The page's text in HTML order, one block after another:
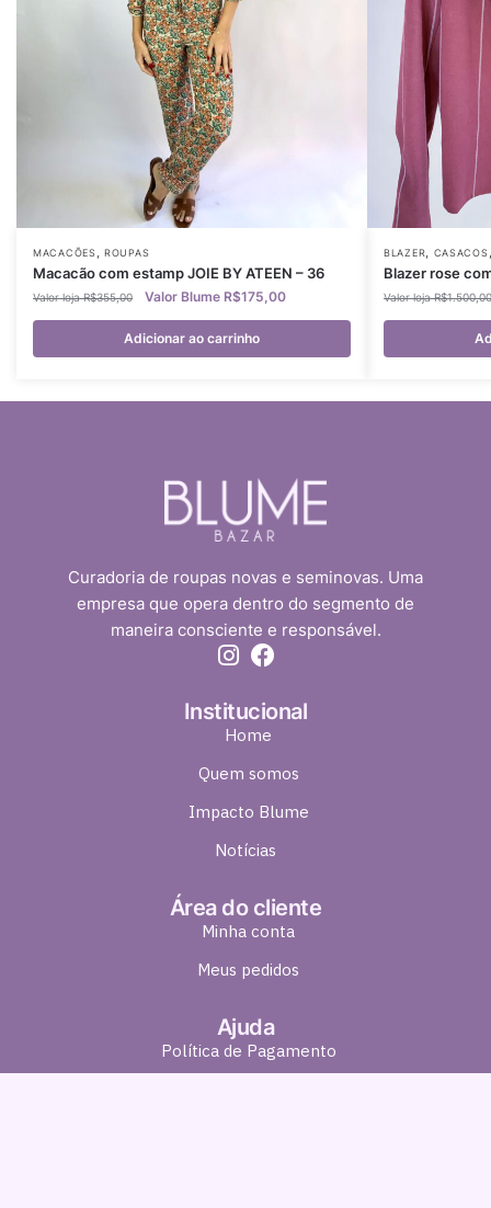
MACACÕES ,ROUPAS
Macacão com estamp JOIE BY ATEEN – 36
R$355,00 R$175,00
Adicionar ao carrinho
BLAZER CASACOS
Blazer rose
R$1.500,00
Curadoria de roupas novas e seminovas. Uma
empresa que opera dentro do segmento de
maneira consciente e responsável.
Institucional
Home
Quem somos
Impacto Blume
Notícias
Área do cliente
Minha conta
Meus pedidos
Ajuda
Política de Pagamento